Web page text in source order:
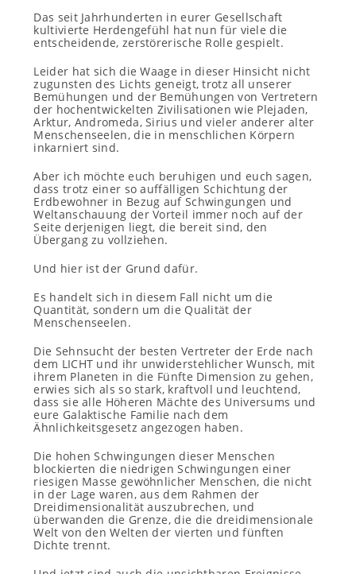
Das seit Jahrhunderten in eurer Gesellschaft
kultivierte Herdengefühl hat nun für viele die
entscheidende, zerstörerische Rolle gespielt.
Leider hat sich die Waage in dieser Hinsicht nicht
zugunsten des Lichts geneigt, trotz all unserer
Bemühungen und der Bemühungen von Vertretern
der hochentwickelten Zivilisationen wie Plejaden,
Arktur, Andromeda, Sirius und vieler anderer alter
Menschenseelen, die in menschlichen Körpern
inkarniert sind.
Aber ich möchte euch beruhigen und euch sagen,
dass trotz einer so auffälligen Schichtung der
Erdbewohner in Bezug auf Schwingungen und
Weltanschauung der Vorteil immer noch auf der
Seite derjenigen liegt, die bereit sind, den
Übergang zu vollziehen.
Und hier ist der Grund dafür.
Es handelt sich in diesem Fall nicht um die
Quantität, sondern um die Qualität der
Menschenseelen.
Die Sehnsucht der besten Vertreter der Erde nach
dem LICHT und ihr unwiderstehlicher Wunsch, mit
ihrem Planeten in die Fünfte Dimension zu gehen,
erwies sich als so stark, kraftvoll und leuchtend,
dass sie alle Höheren Mächte des Universums und
eure Galaktische Familie nach dem
Ähnlichkeitsgesetz angezogen haben.
Die hohen Schwingungen dieser Menschen
blockierten die niedrigen Schwingungen einer
riesigen Masse gewöhnlicher Menschen, die nicht
in der Lage waren, aus dem Rahmen der
Dreidimensionalität auszubrechen, und
überwanden die Grenze, die die dreidimensionale
Welt von den Welten der vierten und fünften
Dichte trennt.